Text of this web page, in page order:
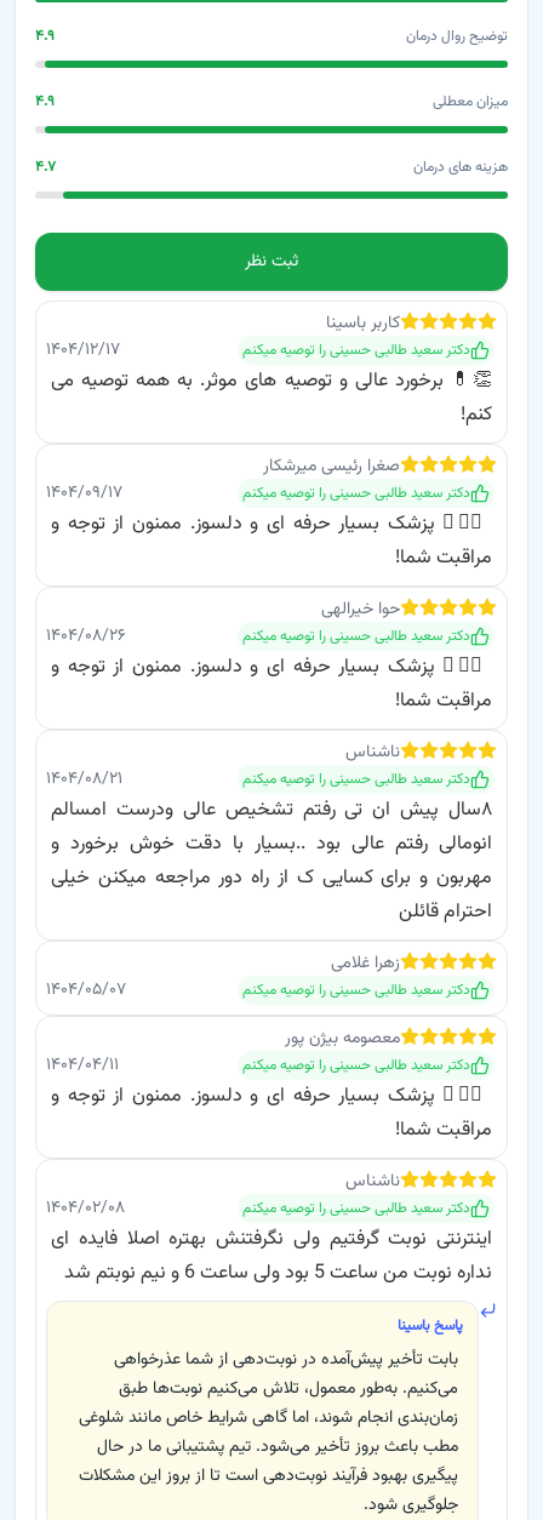
توضیح روال درمان ۴.۹
میزان معطلی ۴.۹
هزینه های درمان ۴.۷
ثبت نظر
کاربر باسینا
دکتر سعید طالبی حسینیرا توصیه میکنم ۱۴۰۴/۱۲/۱۷
👏💊 برخورد عالی و توصیه های موثر. به همه توصیه می
کنم!
صغرا رئیسی میرشکار
دکتر سعید طالبی حسینیرا توصیه میکنم ۱۴۰۴/۰۹/۱۷
👨‍⚕️✨ پزشک بسیار حرفه ای و دلسوز. ممنون از توجه و
مراقبت شما!
حوا خیرالهی
دکتر سعید طالبی حسینیرا توصیه میکنم ۱۴۰۴/۰۸/۲۶
👨‍⚕️✨ پزشک بسیار حرفه ای و دلسوز. ممنون از توجه و
مراقبت شما!
ناشناس
دکتر سعید طالبی حسینیرا توصیه میکنم ۱۴۰۴/۰۸/۲۱
۸سال پیش ان تی رفتم تشخیص عالی ودرست امسالم
انومالی رفتم عالی بود ..بسیار با دقت خوش برخورد و
مهربون و برای کسایی ک از راه دور مراجعه میکنن خیلی
احترام قائلن
زهرا غلامی
دکتر سعید طالبی حسینیرا توصیه میکنم
۱۴۰۴/۰۵/۰۷
معصومه بیژن پور
دکتر سعید طالبی حسینیرا توصیه میکنم ۱۴۰۴/۰۴/۱۱
👨‍⚕️✨ پزشک بسیار حرفه ای و دلسوز. ممنون از توجه و
مراقبت شما!
ناشناس
دکتر سعید طالبی حسینیرا توصیه میکنم ۱۴۰۴/۰۲/۰۸
اینترنتی نوبت گرفتیم ولی نگرفتنش بهتره اصلا فایده ای
نداره نوبت من ساعت 5 بود ولی ساعت 6 و نیم نوبتم شد
پاسخ باسینا
بابت تأخیر پیش‌آمده در نوبت‌دهی از شما عذرخواهی
می‌کنیم. به‌طور معمول، تلاش می‌کنیم نوبت‌ها طبق
زمان‌بندی انجام شوند، اما گاهی شرایط خاص مانند شلوغی
مطب باعث بروز تأخیر می‌شود. تیم پشتیبانی ما در حال
پیگیری بهبود فرآیند نوبت‌دهی است تا از بروز این مشکلات
جلوگیری شود.